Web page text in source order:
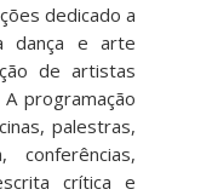
dedicado a
dança e arte
de artistas
programação
palestras,
conferências,
crítica e